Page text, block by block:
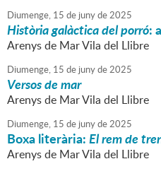
Diumenge, 15 de junyde2025
Història galàctica del porró:
Arenys de Mar Vila del Llibre
Diumenge, 15 de junyde2025
Versos de mar
Arenys de Mar Vila del Llibre
Diumenge, 15 de junyde2025
Boxa literària:El rem de
Arenys de Mar Vila del Llibre